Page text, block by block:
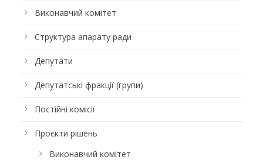
Виконавчий комітет
Структура апарату ради
Депутати
Депутатські фракції (групи)
Постійні комісії
Проєкти рішень
Виконавчий комітет